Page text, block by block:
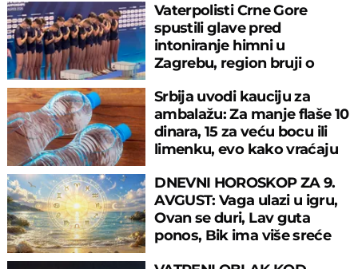
Vaterpolisti Crne Gore
spustili glave pred
intoniranje himni u
Zagrebu, region bruji o
Srbija uvodi kauciju za
ambalažu: Za manje flaše 10
dinara, 15 za veću bocu ili
limenku, evo kako vraćaju
DNEVNI HOROSKOP ZA 9.
AVGUST: Vaga ulazi u igru,
Ovan se duri, Lav guta
ponos, Bik ima više sreće